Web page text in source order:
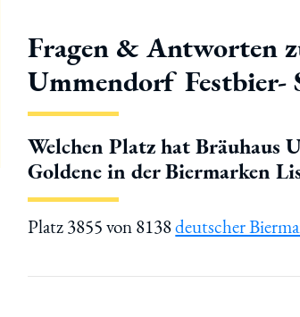
Fragen & Antworten
Ummendorf Festbier-
Welchen Platz hat Bräuhaus
Goldene in der Biermarken
Platz 3855 von 8138deutscher